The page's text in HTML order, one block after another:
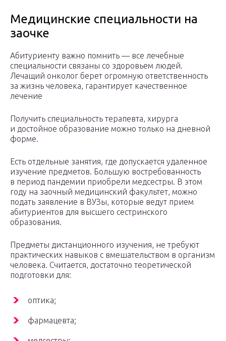
Медицинские специальности на
заочке
Абитуриенту важно помнить — все лечебные
специальности связаны со здоровьем людей.
Лечащий онколог берет огромную ответственность
за жизнь человека, гарантирует качественное
лечение
Получить специальность терапевта, хирурга
и достойное образование можно только на дневной
форме.
Есть отдельные занятия, где допускается удаленное
изучение предметов. Большую востребованность
в период пандемии приобрели медсестры. В этом
году на заочный медицинский факультет, можно
подать заявление в ВУЗы, которые ведут прием
абитуриентов для высшего сестринского
образования.
Предметы дистанционного изучения, не требуют
практических навыков с вмешательством в организм
человека. Считается, достаточно теоретической
подготовки для:
оптика;
фармацевта;